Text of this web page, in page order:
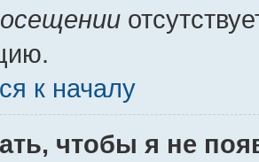
к началу
чтобы я не